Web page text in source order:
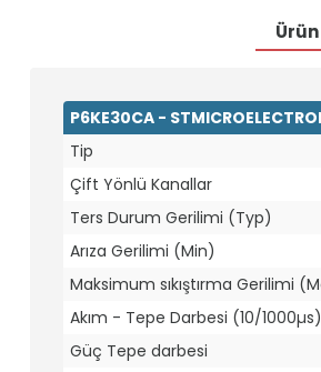
P6KE30CA -
Tip
Çift Yönlü Kanallar
Ters Durum Gerilimi (Typ)
Arıza Gerilimi (Min)
Maksimum sıkıştırma Gerilimi
Akım - Tepe Darbesi (10/1000µs)
Güç Tepe darbesi